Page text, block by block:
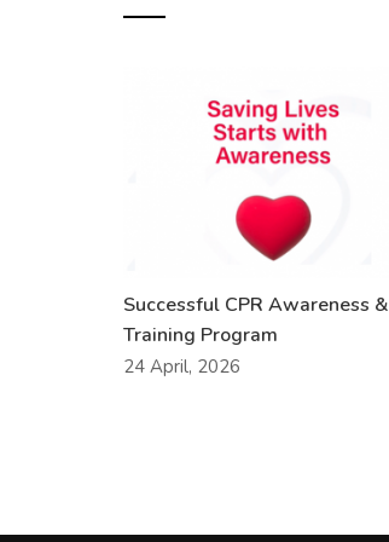
Successful CPR Awareness &
Training Program
24 April, 2026